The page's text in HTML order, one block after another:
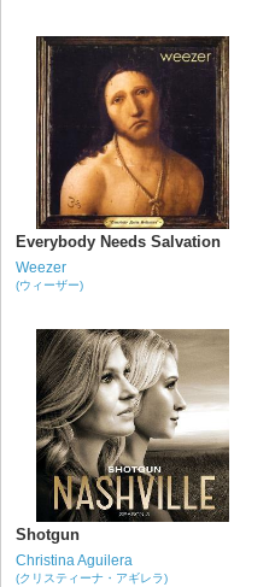
Everybody Needs Salvation
Weezer
(ウィーザー)
Shotgun
Christina Aguilera
(クリスティーナ・アギレラ)